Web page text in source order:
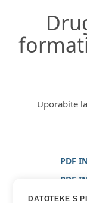
Uporabite
PDF
PDF
PDF
DATOTEKE S